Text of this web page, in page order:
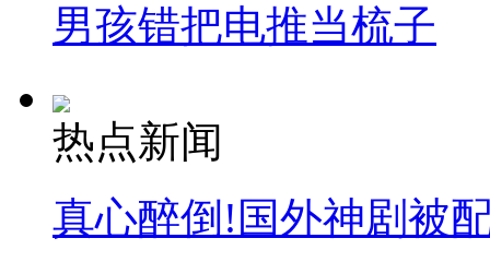
男孩错把电推当梳子
热点新闻
真心醉倒!国外神剧被